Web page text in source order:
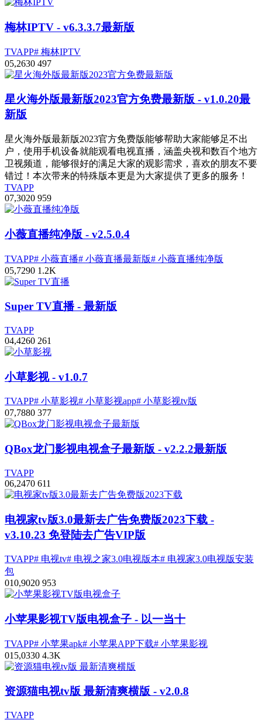
梅林IPTV - v6.3.3.7最新版
TVAPP# 梅林IPTV
05,2630 497
星火海外版最新版2023官方免费最新版 - v1.0.20最
新版
星火海外版最新版2023官方免费版能够帮助大家能够足不出
户，使用手机设备就能观看电视直播，涵盖央视和数百个地方
卫视频道，能够很好的满足大家的观影需求，喜欢的朋友不要
错过！本次带来的特殊版本更是为大家提供了更多的服务！
TVAPP
07,3020 959
小薇直播纯净版 - v2.5.0.4
TVAPP# 小薇直播# 小薇直播最新版# 小薇直播纯净版
05,7290 1.2K
Super TV直播- 最新版
TVAPP
04,4260 261
小草影视- v1.0.7
TVAPP# 小草影视# 小草影视app# 小草影视tv版
07,7880 377
QBox龙门影视电视盒子最新版 - v2.2.2最新版
TVAPP
06,2470 611
电视家tv版3.0最新去广告免费版2023下载 -
v3.10.23 免登陆去广告VIP版
TVAPP# 电视tv# 电视之家3.0电视版本# 电视家3.0电视版安装
包
010,9020 953
小苹果影视TV版电视盒子 - 以一当十
TVAPP# 小苹果apk# 小苹果APP下载# 小苹果影视
015,0330 4.3K
资源猫电视tv版 最新清爽横版 - v2.0.8
TVAPP